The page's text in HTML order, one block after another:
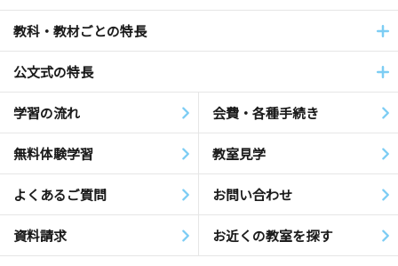
教科・教材ごとの特長
公文式の特長
学習の流れ 会費・各種手続き
無料体験学習 教室見学
よくあるご質問 お問い合わせ
資料請求 お近くの教室を探す